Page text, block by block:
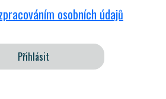
osobních údajů
Přihlásit